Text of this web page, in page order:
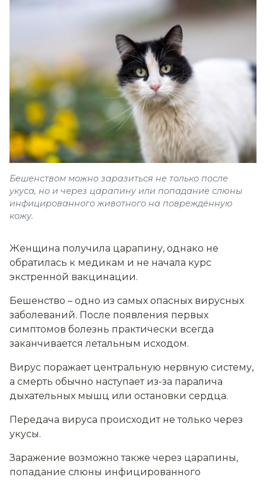
Бешенством можно заразиться не только после
укуса, но и через царапину или попадание слюны
инфицированного животного на повреждённую
кожу.
Женщина получила царапину, однако не
обратилась к медикам и не начала курс
экстренной вакцинации.
Бешенство – одно из самых опасных вирусных
заболеваний. После появления первых
симптомов болезнь практически всегда
заканчивается летальным исходом.
Вирус поражает центральную нервную систему,
а смерть обычно наступает из-за паралича
дыхательных мышц или остановки сердца.
Передача вируса происходит не только через
укусы.
Заражение возможно также через царапины,
попадание слюны инфицированного